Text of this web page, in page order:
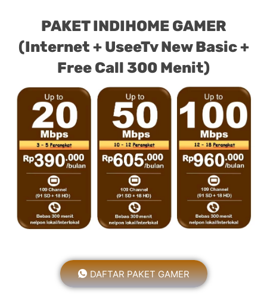
PAKET INDIHOME GAMER
(Internet + UseeTv New Basic +
Free Call 300 Menit)
DAFTAR PAKET GAMER